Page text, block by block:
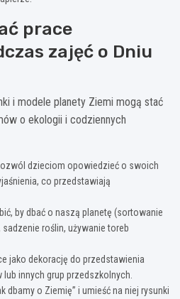
prace
zajęć o Dniu
i modele planety Ziemi mogą stać
o ekologii i codziennych
dzieciom opowiedzieć o swoich
co przedstawiają
by dbać o naszą planetę (sortowanie
roślin, używanie toreb
jako dekorację do przedstawienia
innych grup przedszkolnych.
dbamy o Ziemię” i umieść na niej rysunki